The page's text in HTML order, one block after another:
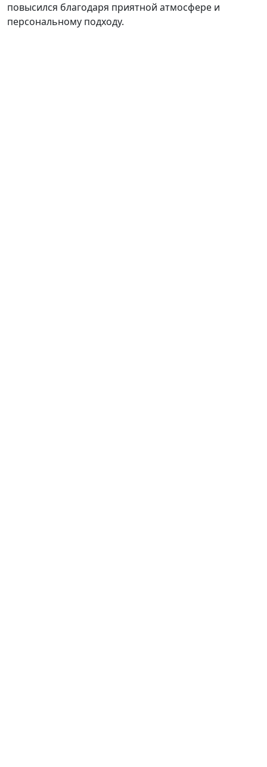
повысился благодаря приятной атмосфере и
персональному подходу.